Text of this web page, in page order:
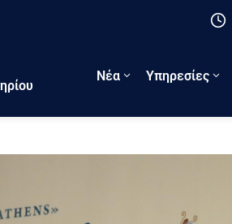
Νέα Υπηρεσίες